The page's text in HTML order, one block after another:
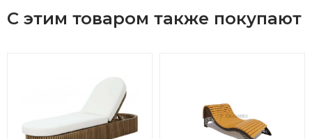
С этим товаром также покупают